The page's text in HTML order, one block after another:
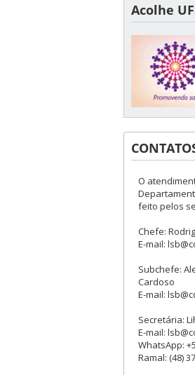
Acolhe
O
feito pelos
Chefe:
E-mail:
Subchefe:
Cardoso
E-mail:
Secretária:
E-mail:
WhatsApp:
Ramal: (48)